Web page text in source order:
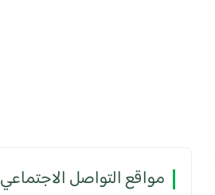
مواقع التواصل الاجتماعي